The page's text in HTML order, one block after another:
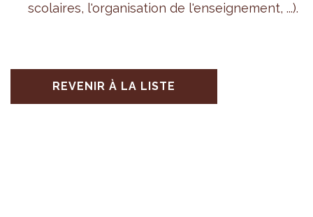
sco­laires, l'or­ga­ni­sa­tion de l'en­sei­gne­ment, ...).
REVENIR À LA LISTE